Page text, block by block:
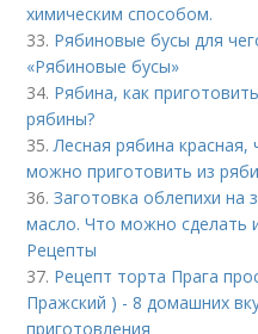
химическим способом.
33. Рябиновые бусы для
«Рябиновые бусы»
34. Рябина, как
рябины?
35.Лесная рябина
можно приготовить из
36.Заготовка облепихи на
масло. Что можно сделать
Рецепты
37. Рецепт торта Прага
Пражский ) - 8 домашних
приготовления